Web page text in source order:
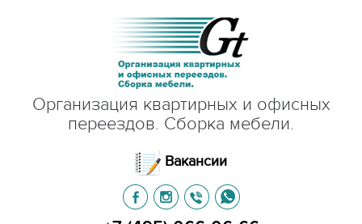
Организация квартирных и офисных
переездов. Сборка мебели.
Вакансии